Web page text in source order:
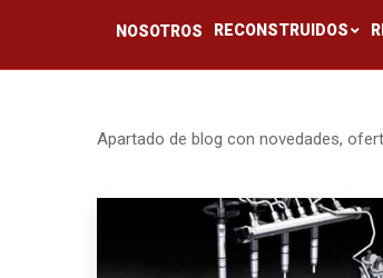
NOSOTROS RECONSTRUIDOS
Apartado de blog con novedades,